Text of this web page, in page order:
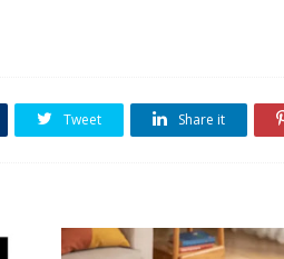
Tweet Share it